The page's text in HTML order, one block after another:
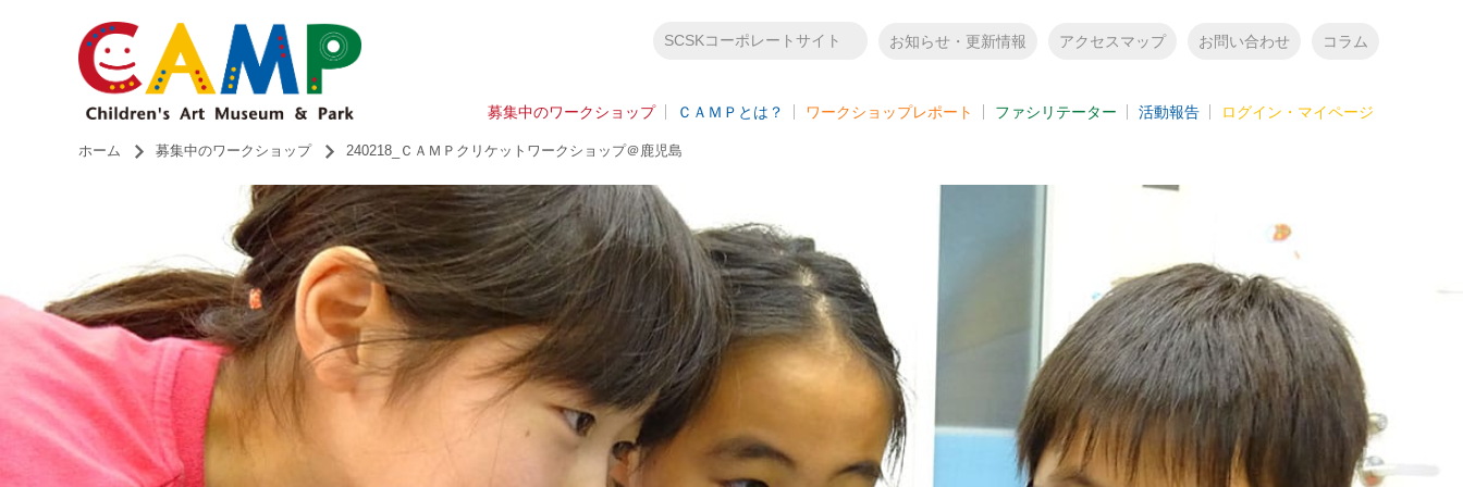
SCSKコーポレートサイト お知らせ・更新情報 アクセスマップ お問い合わせ コラム
募集中のワークショップ ＣＡＭＰとは？ ワークショップレポート ファシリテーター 活動報告 ログイン・マイページ
ホーム 募集中のワークショップ 240218_ＣＡＭＰクリケットワークショップ＠鹿児島